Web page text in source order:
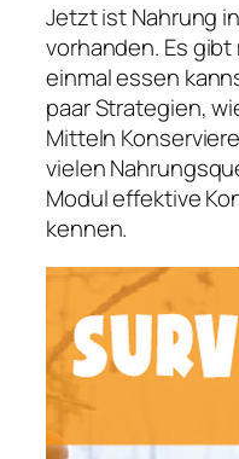
Jetzt ist Nahrung
vorhanden. Es
einmal essen
paar Strategien,
Mitteln
vielen
Modul effektive
kennen.